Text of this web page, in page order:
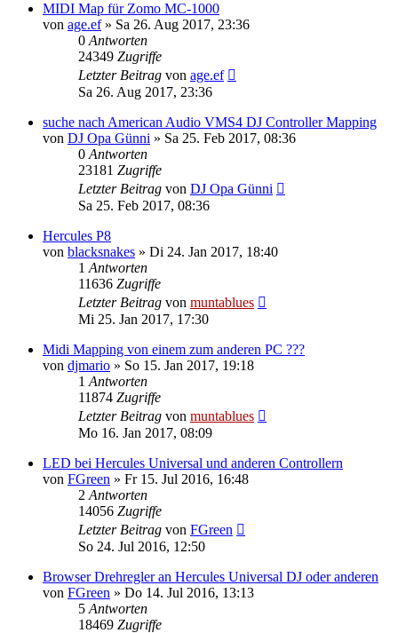
MIDI Map für Zomo MC-1000
von age.ef» Sa 26. Aug 2017, 23:36
0 Antworten
24349 Zugriffe
Letzter Beitrag von age.ef
Sa 26. Aug 2017, 23:36
suche nach American Audio VMS4 DJ Controller Mapping
von DJ Opa Günni » Sa 25. Feb 2017, 08:36
0 Antworten
23181 Zugriffe
Letzter Beitrag von DJ Opa Günni
Sa 25. Feb 2017, 08:36
Hercules P8
von blacksnakes » Di 24. Jan 2017, 18:40
1 Antworten
11636 Zugriffe
Letzter Beitrag von muntablues
Mi 25. Jan 2017, 17:30
Midi Mapping von einem zum anderen PC ???
von djmario » So 15. Jan 2017, 19:18
1 Antworten
11874 Zugriffe
Letzter Beitrag von muntablues
Mo 16. Jan 2017, 08:09
LED bei Hercules Universal und anderen Controllern
von FGreen » Fr 15. Jul 2016, 16:48
2 Antworten
14056 Zugriffe
Letzter Beitrag von FGreen
So 24. Jul 2016, 12:50
Browser Drehregler an Hercules Universal DJ oder anderen
von FGreen » Do 14. Jul 2016, 13:13
5 Antworten
18469 Zugriffe